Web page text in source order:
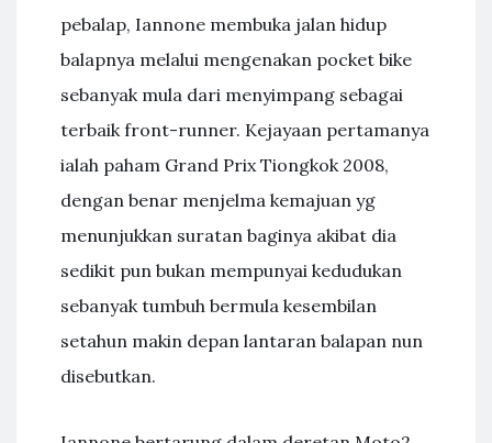
pebalap, Iannone membuka jalan hidup
balapnya melalui mengenakan pocket bike
sebanyak mula dari menyimpang sebagai
terbaik front-runner. Kejayaan pertamanya
ialah paham Grand Prix Tiongkok 2008,
dengan benar menjelma kemajuan yg
menunjukkan suratan baginya akibat dia
sedikit pun bukan mempunyai kedudukan
sebanyak tumbuh bermula kesembilan
setahun makin depan lantaran balapan nun
disebutkan.